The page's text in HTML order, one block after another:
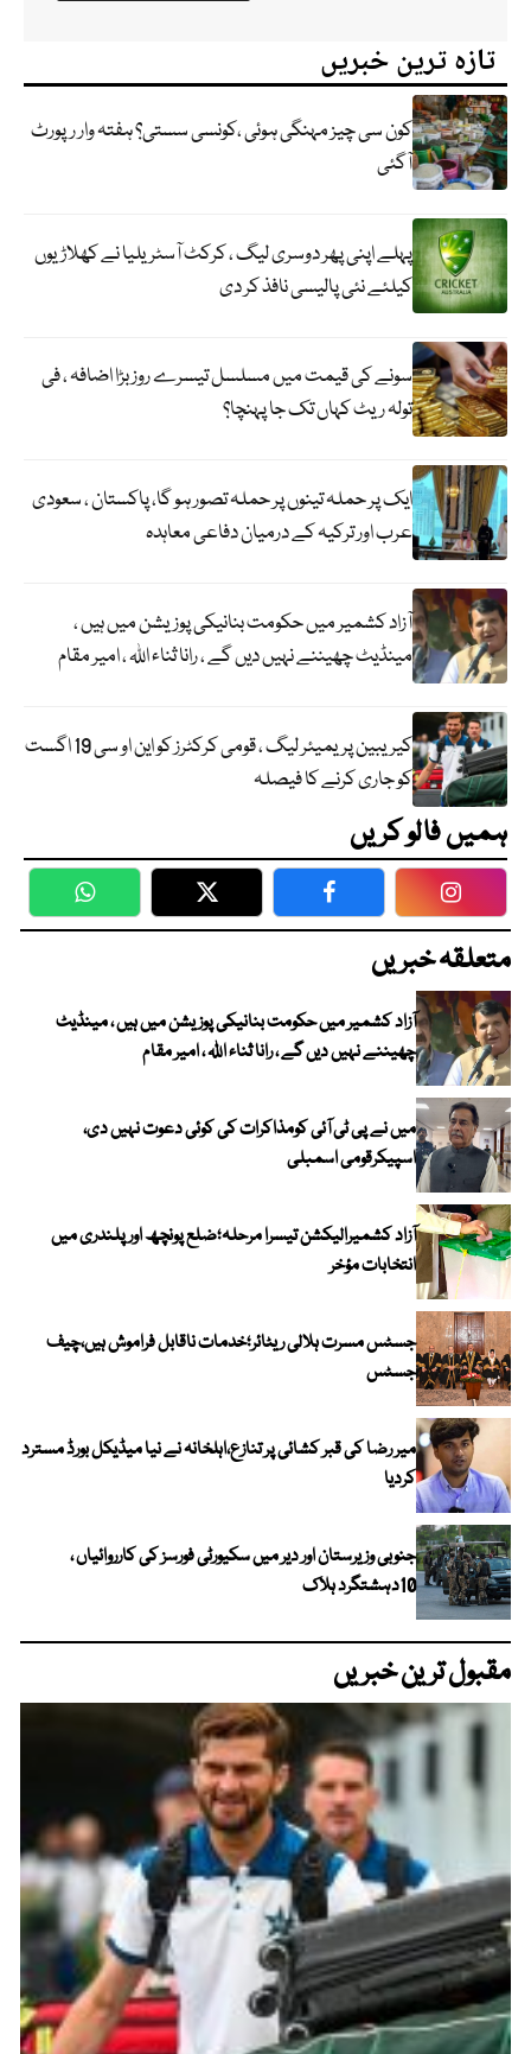
تازہ ترین خبریں
کون سی چیز مہنگی ہوئی ،کونسی سستی؟ ہفتہ وار رپورٹ
آگئی
پہلے اپنی پھر دوسری لیگ ، کرکٹ آسٹریلیا نے کھلاڑیوں
کیلئے نئی پالیسی نافذ کر دی
سونے کی قیمت میں مسلسل تیسرے روز بڑا اضافہ ، فی
تولہ ریٹ کہاں تک جا پہنچا؟
ایک پر حملہ تینوں پر حملہ تصور ہو گا، پاکستان ، سعودی
عرب اور ترکیہ کے درمیان دفاعی معاہدہ
آزاد کشمیر میں حکومت بنانیکی پوزیشن میں ہیں ،
مینڈیٹ چھیننے نہیں دیں گے ، رانا ثناء اللہ ، امیر مقام
کیریبین پریمیئر لیگ ، قومی کرکٹرز کو این او سی 19 اگست
کو جاری کرنے کا فیصلہ
ہمیں فالو کریں
WhatsApp Twitter Facebook
متعلقہ خبریں
آزاد کشمیر میں حکومت بنانیکی پوزیشن میں ہیں ، مینڈیٹ
چھیننے نہیں دیں گے ، رانا ثناء اللہ ، امیر مقام
میں نے پی ٹی آئی کومذاکرات کی کوئی دعوت نہیں دی،
اسپیکرقومی اسمبلی
آزاد کشمیرالیکشن تیسرا مرحلہ؛ضلع پونچھ اور پلندری میں
انتخابات مؤخر
جسٹس مسرت ہلالی ریٹائر؛خدمات ناقابل فراموش ہیں،چیف
جسٹس
میر رضا کی قبر کشائی پر تنازع،اہلخانہ نے نیا میڈیکل بورڈ مسترد
کردیا
جنوبی وزیرستان اور دیر میں سکیورٹی فورسز کی کارروائیاں ،
10دہشتگرد ہلاک
مقبول ترین خبریں